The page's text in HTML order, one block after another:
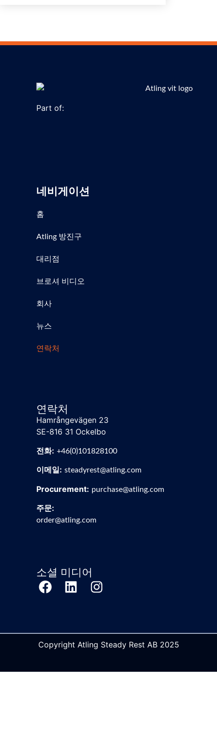
Part of:
네비게이션
홈
Atling 방진구
대리점
브로셔 비디오
회사
뉴스
연락처
연락처
Hamrångevägen 23
SE-816 31 Ockelbo
전화: +46(0)101828100
이메일: steadyrest@atling.com
Procurement: purchase@atling.com
주문:
order@atling.com
소셜 미디어
Copyright Atling Steady Rest AB 2025